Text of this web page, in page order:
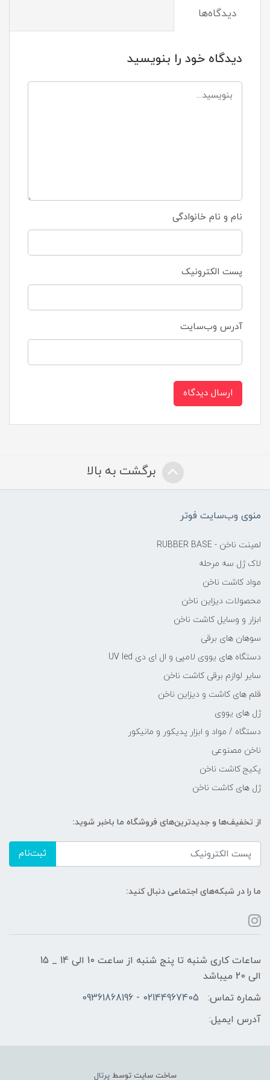
دیدگاه‌ها
دیدگاه خود را بنویسید
نام و نام خانوادگی
پست الکترونیک
آدرس وب‌سایت
ارسال دیدگاه
برگشت به بالا
منوی وب‌سایت فوتر
لمینت ناخن - RUBBER BASE
لاک ژل سه مرحله
مواد کاشت ناخن
محصولات دیزاین ناخن
ابزار و وسایل کاشت ناخن
سوهان های برقی
دستگاه های یووی لامپی و ال ای دی UV led
سایر لوازم برقی کاشت ناخن
قلم های کاشت و دیزاین ناخن
ژل های یووی
دستگاه / مواد و ابزار پدیکور و مانیکور
ناخن مصنوعی
پکیج کاشت ناخن
ژل های کاشت ناخن
از تخفیف‌ها و جدیدترین‌های فروشگاه ما باخبر شوید:
ثبت‌نام
ما را در شبکه‌های اجتماعی دنبال کنید:
ساعات کاری شنبه تا پنج شنبه از ساعت 10 الی 14 _ 15
الی 20 میباشد
شماره تماس:
02144967405 - 09361868196
آدرس ایمیل:
ساخت سایت توسطپرتال